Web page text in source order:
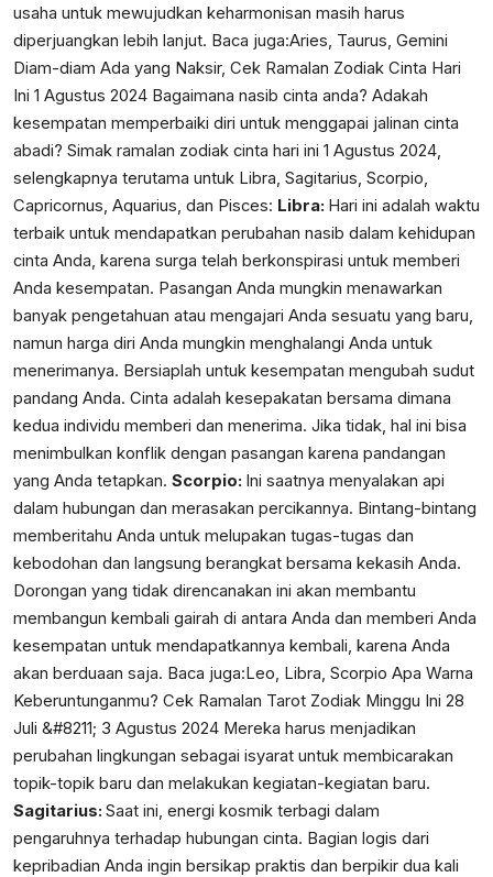
usaha untuk mewujudkan keharmonisan masih harus
diperjuangkan lebih lanjut. Baca juga:Aries, Taurus, Gemini
Diam-diam Ada yang Naksir, Cek Ramalan Zodiak Cinta Hari
Ini 1 Agustus 2024 Bagaimana nasib cinta anda? Adakah
kesempatan memperbaiki diri untuk menggapai jalinan cinta
abadi? Simak ramalan zodiak cinta hari ini 1 Agustus 2024,
selengkapnya terutama untuk Libra, Sagitarius, Scorpio,
Capricornus, Aquarius, dan Pisces: Libra: Hari ini adalah waktu
terbaik untuk mendapatkan perubahan nasib dalam kehidupan
cinta Anda, karena surga telah berkonspirasi untuk memberi
Anda kesempatan. Pasangan Anda mungkin menawarkan
banyak pengetahuan atau mengajari Anda sesuatu yang baru,
namun harga diri Anda mungkin menghalangi Anda untuk
menerimanya. Bersiaplah untuk kesempatan mengubah sudut
pandang Anda. Cinta adalah kesepakatan bersama dimana
kedua individu memberi dan menerima. Jika tidak, hal ini bisa
menimbulkan konflik dengan pasangan karena pandangan
yang Anda tetapkan. Scorpio: Ini saatnya menyalakan api
dalam hubungan dan merasakan percikannya. Bintang-bintang
memberitahu Anda untuk melupakan tugas-tugas dan
kebodohan dan langsung berangkat bersama kekasih Anda.
Dorongan yang tidak direncanakan ini akan membantu
membangun kembali gairah di antara Anda dan memberi Anda
kesempatan untuk mendapatkannya kembali, karena Anda
akan berduaan saja. Baca juga:Leo, Libra, Scorpio Apa Warna
Keberuntunganmu? Cek Ramalan Tarot Zodiak Minggu Ini 28
Juli &#8211; 3 Agustus 2024 Mereka harus menjadikan
perubahan lingkungan sebagai isyarat untuk membicarakan
topik-topik baru dan melakukan kegiatan-kegiatan baru.
Sagitarius: Saat ini, energi kosmik terbagi dalam
pengaruhnya terhadap hubungan cinta. Bagian logis dari
kepribadian Anda ingin bersikap praktis dan berpikir dua kali